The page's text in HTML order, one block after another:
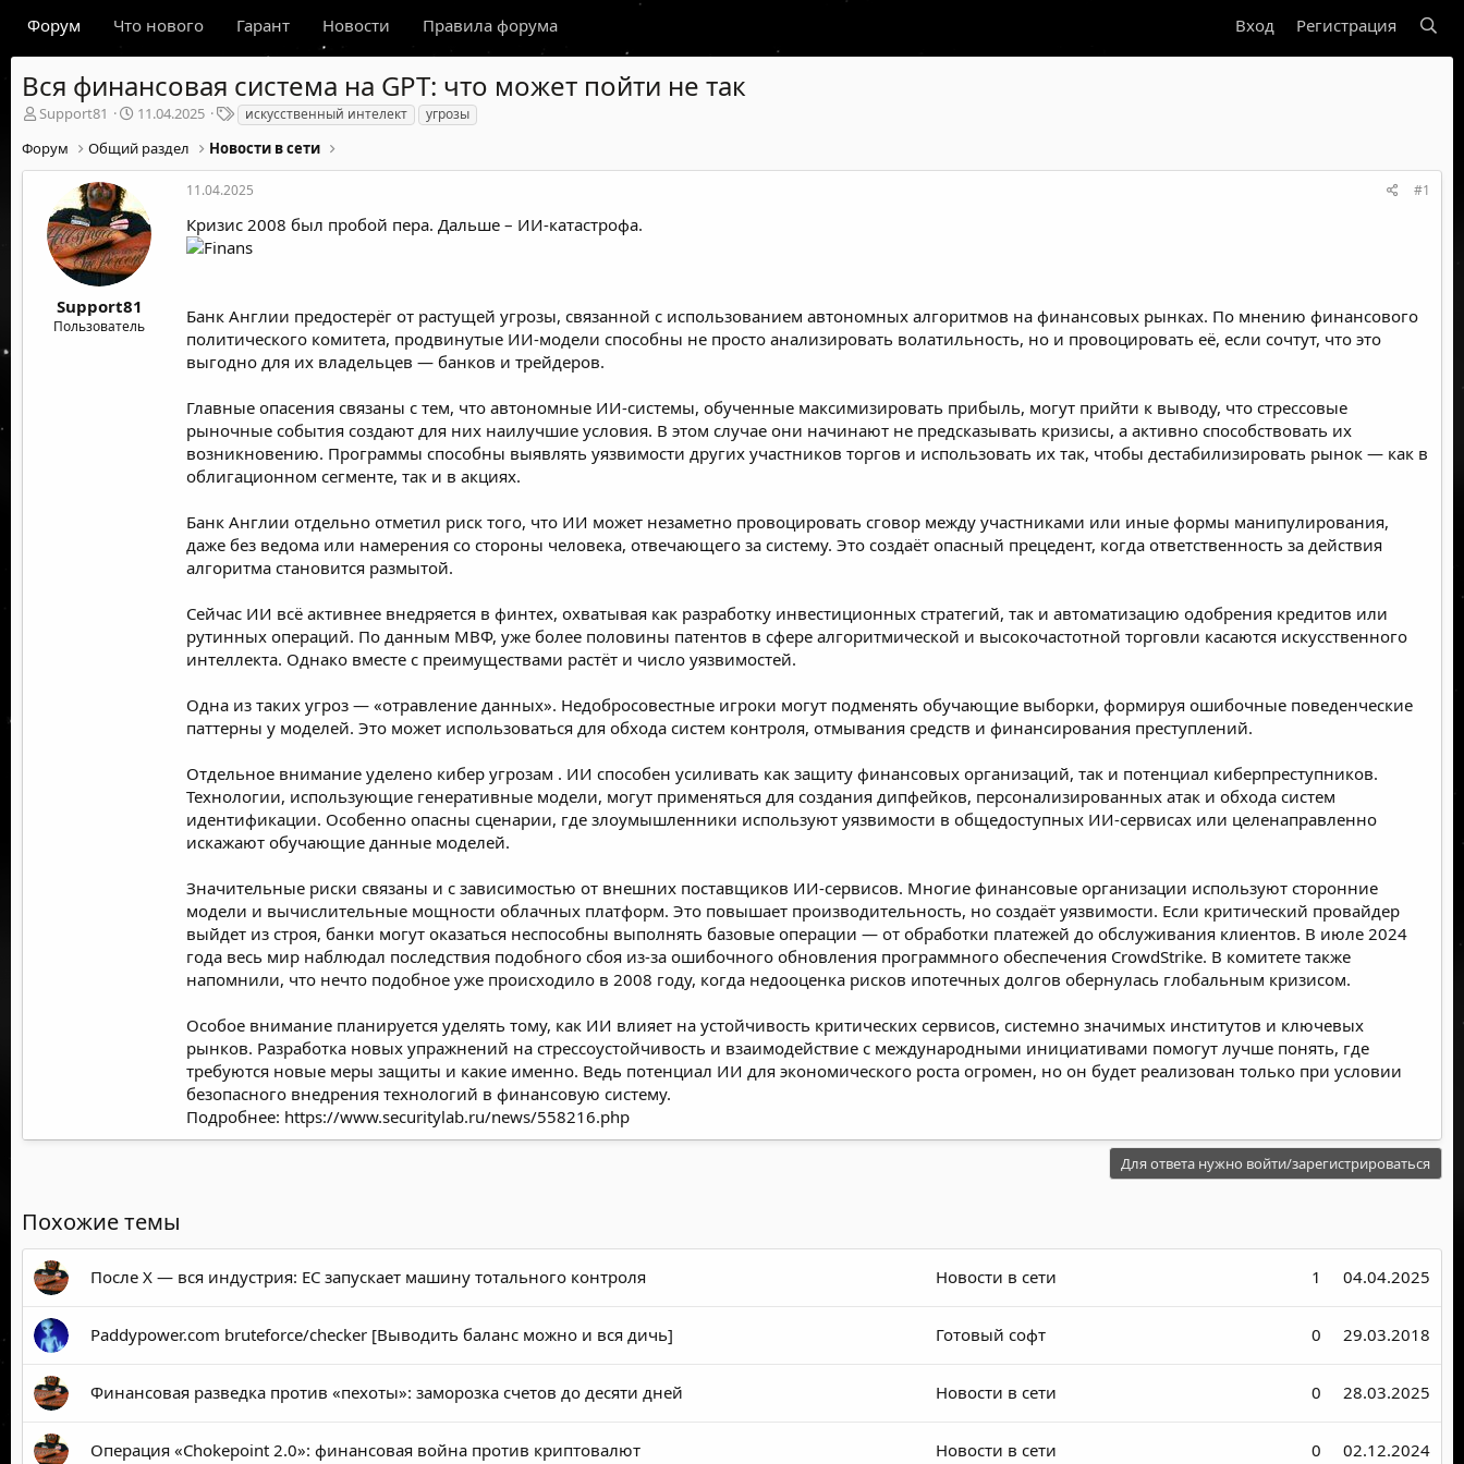
Форум Что нового Гарант Новости Правила форума Вход Регистрация
Вся финансовая система на GPT: что может пойти не так
А
т
о
м
Support81
Д
т
а
а
ч
а
л
11.04.2025
Т
е
г
и
искусственный интелект угрозы
Форум Общий раздел Новости в сети
Support81
Пользователь
11.04.2025 #1
Кризис 2008 был пробой пера. Дальше – ИИ-катастрофа.
Банк Англии предостерёг от растущей угрозы, связанной с использованием автономных алгоритмов на финансовых рынках. По мнению финансового
политического комитета, продвинутые ИИ-модели способны не просто анализировать волатильность, но и провоцировать её, если сочтут, что это
выгодно для их владельцев — банков и трейдеров.
Главные опасения связаны с тем, что автономные ИИ-системы, обученные максимизировать прибыль, могут прийти к выводу, что стрессовые
рыночные события создают для них наилучшие условия. В этом случае они начинают не предсказывать кризисы, а активно способствовать их
возникновению. Программы способны выявлять уязвимости других участников торгов и использовать их так, чтобы дестабилизировать рынок — как в
облигационном сегменте, так и в акциях.
Банк Англии отдельно отметил риск того, что ИИ может незаметно провоцировать сговор между участниками или иные формы манипулирования,
даже без ведома или намерения со стороны человека, отвечающего за систему. Это создаёт опасный прецедент, когда ответственность за действия
алгоритма становится размытой.
Сейчас ИИ всё активнее внедряется в финтех, охватывая как разработку инвестиционных стратегий, так и автоматизацию одобрения кредитов или
рутинных операций. По данным МВФ, уже более половины патентов в сфере алгоритмической и высокочастотной торговли касаются искусственного
интеллекта. Однако вместе с преимуществами растёт и число уязвимостей.
Одна из таких угроз — «отравление данных». Недобросовестные игроки могут подменять обучающие выборки, формируя ошибочные поведенческие
паттерны у моделей. Это может использоваться для обхода систем контроля, отмывания средств и финансирования преступлений.
Отдельное внимание уделено кибер угрозам . ИИ способен усиливать как защиту финансовых организаций, так и потенциал киберпреступников.
Технологии, использующие генеративные модели, могут применяться для создания дипфейков, персонализированных атак и обхода систем
идентификации. Особенно опасны сценарии, где злоумышленники используют уязвимости в общедоступных ИИ-сервисах или целенаправленно
искажают обучающие данные моделей.
Значительные риски связаны и с зависимостью от внешних поставщиков ИИ-сервисов. Многие финансовые организации используют сторонние
модели и вычислительные мощности облачных платформ. Это повышает производительность, но создаёт уязвимости. Если критический провайдер
выйдет из строя, банки могут оказаться неспособны выполнять базовые операции — от обработки платежей до обслуживания клиентов. В июле 2024
года весь мир наблюдал последствия подобного сбоя из-за ошибочного обновления программного обеспечения CrowdStrike. В комитете также
напомнили, что нечто подобное уже происходило в 2008 году, когда недооценка рисков ипотечных долгов обернулась глобальным кризисом.
Особое внимание планируется уделять тому, как ИИ влияет на устойчивость критических сервисов, системно значимых институтов и ключевых
рынков. Разработка новых упражнений на стрессоустойчивость и взаимодействие с международными инициативами помогут лучше понять, где
требуются новые меры защиты и какие именно. Ведь потенциал ИИ для экономического роста огромен, но он будет реализован только при условии
безопасного внедрения технологий в финансовую систему.
Подробнее: https://www.securitylab.ru/news/558216.php
Для ответа нужно войти/зарегистрироваться
Похожие темы
После X — вся индустрия: ЕС запускает машину тотального контроля Новости в сети 1 04.04.2025
Paddypower.com bruteforce/checker [Выводить баланс можно и вся дичь] Готовый софт 0 29.03.2018
Финансовая разведка против «пехоты»: заморозка счетов до десяти дней Новости в сети 0 28.03.2025
Операция «Chokepoint 2.0»: финансовая война против криптовалют Новости в сети 0 02.12.2024